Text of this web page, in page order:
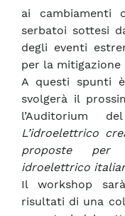
ai cambiamenti
serbatoi sottesi
degli eventi
per la mitigazione
A questi spunti
svolgerà il
l’Auditorium
L’idroelettrico
proposte per
idroelettrico
Il workshop
risultati di una